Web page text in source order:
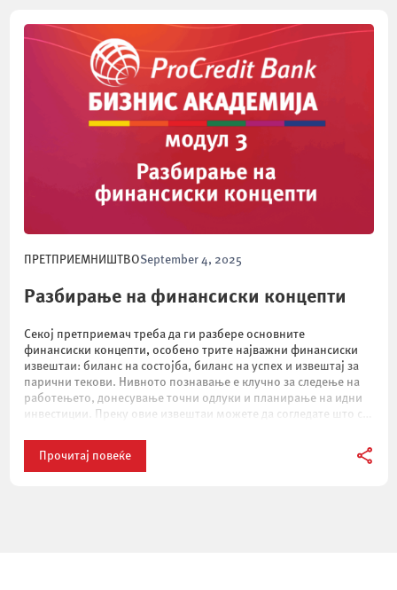
ПРЕТПРИЕМНИШТВОSeptember 4, 2025
Разбирање на финансиски концепти
Секој претприемач треба да ги разбере основните
финансиски концепти, особено трите најважни финансиски
извештаи: биланс на состојба, биланс на успех и извештај за
парични текови. Нивното познавање е клучно за следење на
работењето, донесување точни одлуки и планирање на идни
инвестиции. Преку овие извештаи можете да согледате што се
Прочитај повеќе